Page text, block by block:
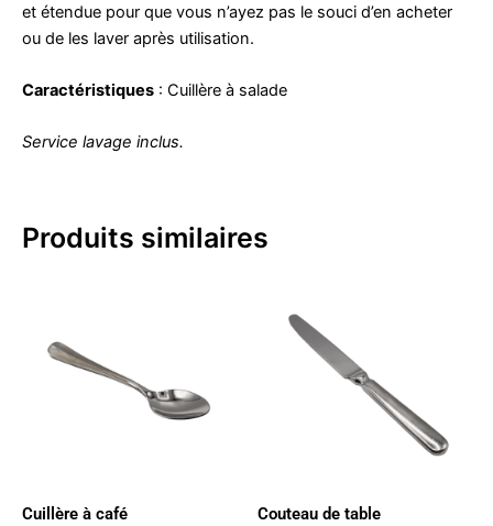
et étendue pour que vous n’ayez pas le souci d’en acheter
ou de les laver après utilisation.
Caractéristiques : Cuillère à salade
Service lavage inclus.
Produits similaires
Cuillère à café Couteau de table